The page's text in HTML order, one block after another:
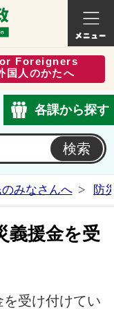
式ホームページ
くらし
Foreigners
国人のかたへ
各課から探す
みなさんへ 防
義援金を受
受け付けてい